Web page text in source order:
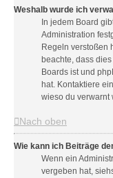
Weshalb wurde ich
In jedem Board
Administration
Regeln verstoßen
beachte, dass
Boards ist und
hat. Kontaktiere
wieso du verwarnt
Nach oben
Wie kann ich Beiträge
Wenn ein
vergeben hat,